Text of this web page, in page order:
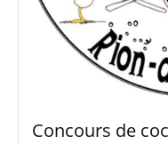
Concours de